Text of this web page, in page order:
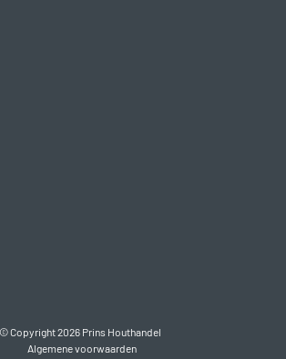
© Copyright 2026 Prins Houthandel
Algemene voorwaarden